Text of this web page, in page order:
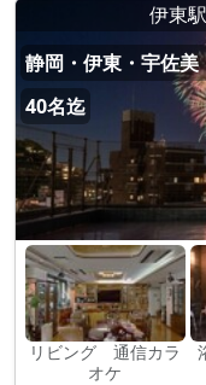
伊東
静岡・伊東・宇佐美
40名迄
リビング 通信カラ
オケ